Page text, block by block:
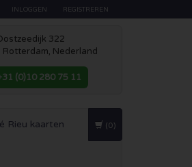
INLOGGEN REGISTREREN
322
Rotterdam, Nederland
(0)10 280 75 11
Rieu kaarten (0)